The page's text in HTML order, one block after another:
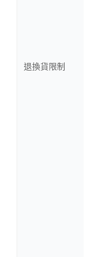
退換貨限制